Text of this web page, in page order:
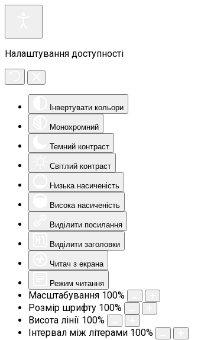
Налаштування доступності
Інвертувати кольори
Монохромний
Темний контраст
Світлий контраст
Низька насиченість
Висока насиченість
Виділити посилання
Виділити заголовки
Читач з екрана
Режим читання
Масштабування 100%
Розмір шрифту 100%
Висота лінії 100%
Інтервал між літерами 100%